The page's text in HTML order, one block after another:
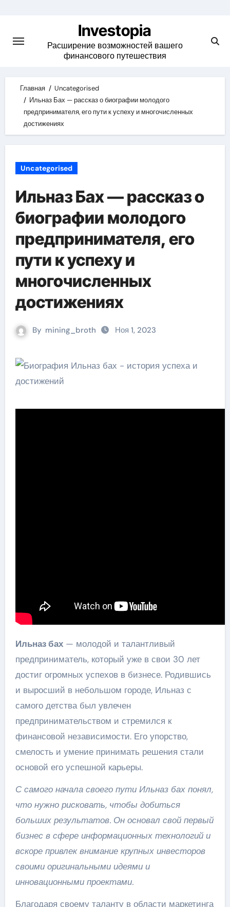
content
Investopia
Расширение возможностей вашего
финансового путешествия
Главная
Uncategorised
Ильназ Бах — рассказ о биографии молодого
предпринимателя, его пути к успеху и многочисленных
достижениях
Uncategorised
Ильназ Бах — рассказ о
биографии молодого
предпринимателя, его
пути к успеху и
многочисленных
достижениях
By mining_broth Ноя 1, 2023
Ильназ бах— молодой и талантливый
предприниматель, который уже в свои 30 лет
достиг огромных успехов в бизнесе. Родившись
и выросший в небольшом городе, Ильназ с
самого детства был увлечен
предпринимательством и стремился к
финансовой независимости. Его упорство,
смелость и умение принимать решения стали
основой его успешной карьеры.
С самого начала своего пути Ильназ бах понял,
что нужно рисковать, чтобы добиться
больших результатов. Он основал свой первый
бизнес в сфере информационных технологий и
вскоре привлек внимание крупных инвесторов
своими оригинальными идеями и
инновационными проектами.
Благодаря своему таланту в области маркетинга